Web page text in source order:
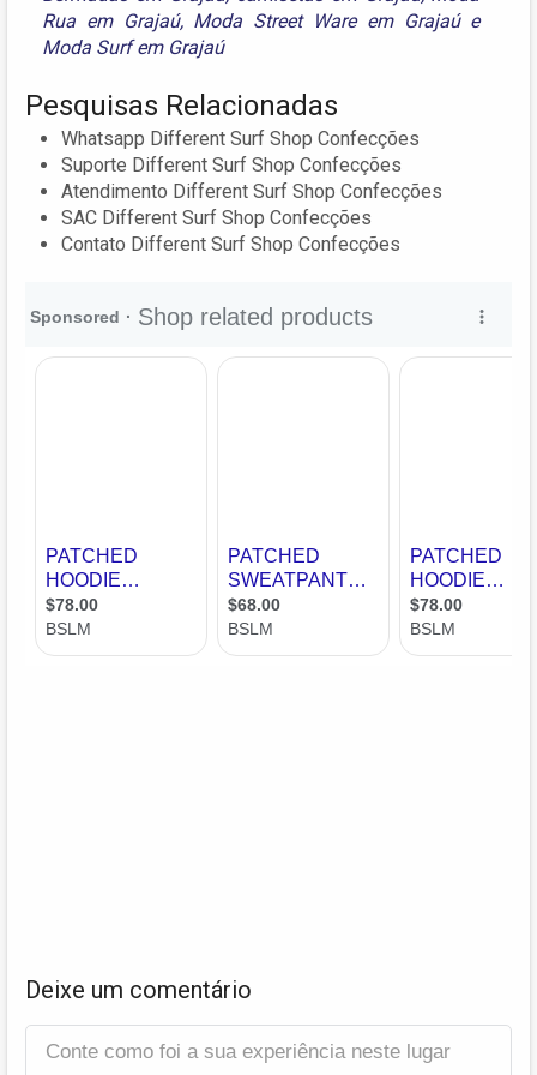
Rua em Grajaú, Moda Street Ware em Grajaúe
Moda Surf em Grajaú
Pesquisas Relacionadas
Whatsapp Different Surf Shop Confecções
Suporte Different Surf Shop Confecções
Atendimento Different Surf Shop Confecções
SAC Different Surf Shop Confecções
Contato Different Surf Shop Confecções
Deixe um comentário